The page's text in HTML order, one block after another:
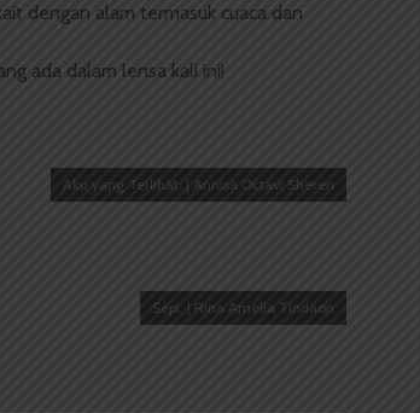
dengan alam termasuk cuaca dan
ada dalam lensa kali ini!
Aku yang Terlihat. | Annisa Octavi Sheren
Sepi. | Rina Amelia Tindaon